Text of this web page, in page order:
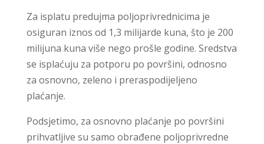
Za isplatu predujma poljoprivrednicima je
osiguran iznos od 1,3 milijarde kuna, što je 200
milijuna kuna više nego prošle godine. Sredstva
se isplaćuju za potporu po površini, odnosno
za osnovno, zeleno i preraspodijeljeno
plaćanje.
Podsjetimo, za osnovno plaćanje po površini
prihvatljive su samo obrađene poljoprivredne